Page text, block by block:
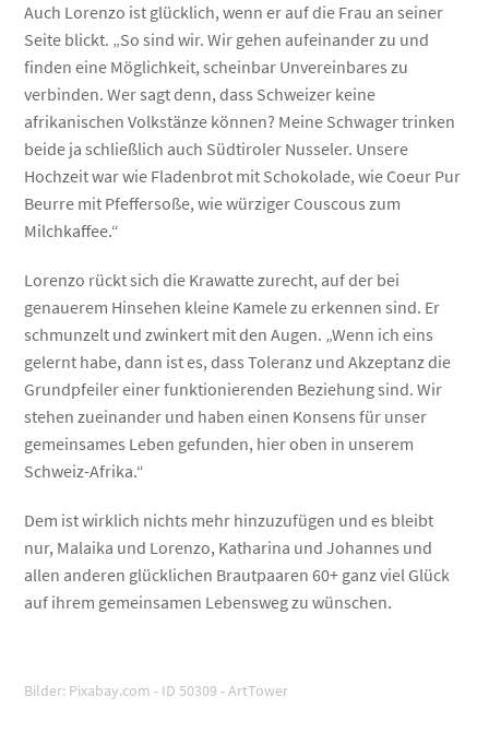
Auch Lorenzo ist glücklich, wenn er auf die Frau an seiner
Seite blickt. „So sind wir. Wir gehen aufeinander zu und
finden eine Möglichkeit, scheinbar Unvereinbares zu
verbinden. Wer sagt denn, dass Schweizer keine
afrikanischen Volkstänze können? Meine Schwager trinken
beide ja schließlich auch Südtiroler Nusseler. Unsere
Hochzeit war wie Fladenbrot mit Schokolade, wie Coeur Pur
Beurre mit Pfeffersoße, wie würziger Couscous zum
Milchkaffee.“
Lorenzo rückt sich die Krawatte zurecht, auf der bei
genauerem Hinsehen kleine Kamele zu erkennen sind. Er
schmunzelt und zwinkert mit den Augen. „Wenn ich eins
gelernt habe, dann ist es, dass Toleranz und Akzeptanz die
Grundpfeiler einer funktionierenden Beziehung sind. Wir
stehen zueinander und haben einen Konsens für unser
gemeinsames Leben gefunden, hier oben in unserem
Schweiz-Afrika.“
Dem ist wirklich nichts mehr hinzuzufügen und es bleibt
nur, Malaika und Lorenzo, Katharina und Johannes und
allen anderen glücklichen Brautpaaren 60+ ganz viel Glück
auf ihrem gemeinsamen Lebensweg zu wünschen.
Bilder: Pixabay.com - ID 50309 - ArtTower